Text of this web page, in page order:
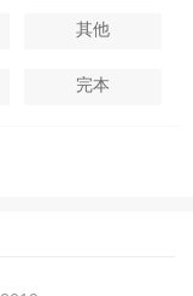
其他
完本